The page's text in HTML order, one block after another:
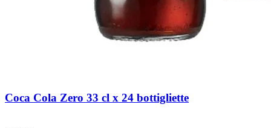
Coca Cola Zero 33 cl x 24 bottigliette